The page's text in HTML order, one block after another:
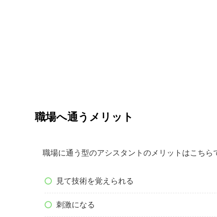
職場へ通うメリット
職場に通う型のアシスタントのメリットはこちら
見て技術を覚えられる
刺激になる